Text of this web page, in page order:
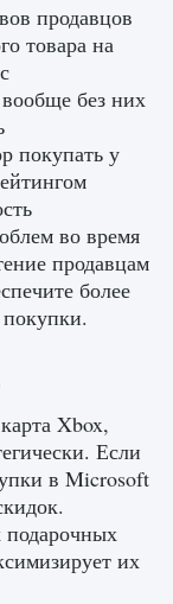
продавцов
товара на
без них
покупать у
во время
продавцам
более
Xbox,
Если
в Microsoft
подарочных
их